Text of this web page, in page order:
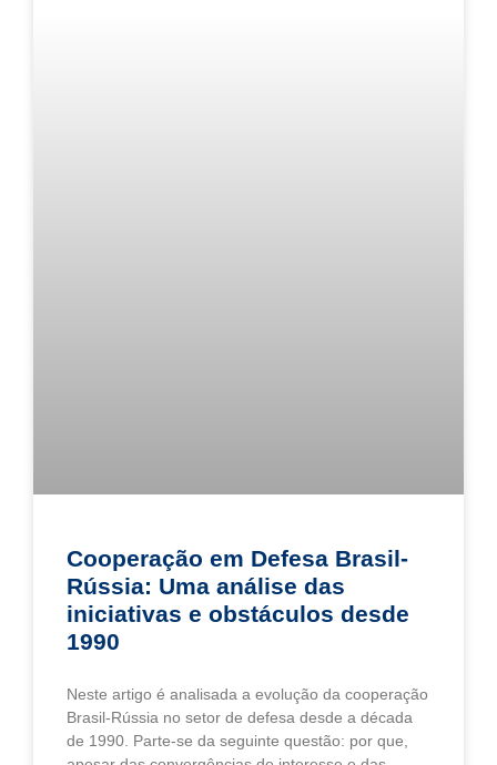
Cooperação em Defesa Brasil-
Rússia: Uma análise das
iniciativas e obstáculos desde
1990
Neste artigo é analisada a evolução da cooperação
Brasil-Rússia no setor de defesa desde a década
de 1990. Parte-se da seguinte questão: por que,